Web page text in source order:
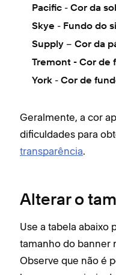
Pacific - Cor da
Skye - Fundo do
Supply – Cor da
Tremont - Cor de
York - Cor de
Geralmente, a cor
dificuldades para
transparência.
Alterar o
Use a tabela abaixo
tamanho do banner
Observe que não é